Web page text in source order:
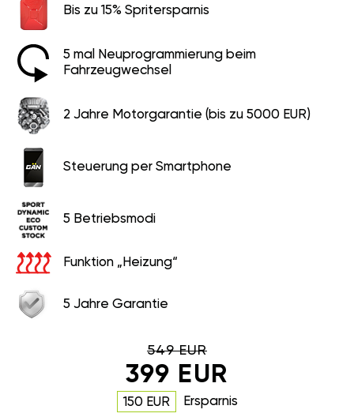
Bis zu 15% Spritersparnis
5 mal Neuprogrammierung beim
Fahrzeugwechsel
2 Jahre Motorgarantie (bis zu 5000 EUR)
Steuerung per Smartphone
5 Betriebsmodi
Funktion „Heizung“
5 Jahre Garantie
549 EUR
399 EUR
150 EUR Ersparnis